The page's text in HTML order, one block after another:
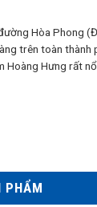
Hòa Phong
trên toàn
Hoàng Hưng rất
PHẨM